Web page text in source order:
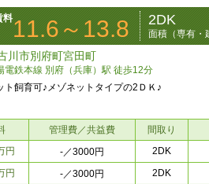
料11.6～13.8 2DK
面積（専有・
川市別府町宮田町
電鉄本線 別府（兵庫）駅 徒歩12分
ト飼育可♪メゾネットタイプの2ＤＫ♪
管理費／共益費 間取り
円 -／3000円 2DK
円 -／3000円 2DK